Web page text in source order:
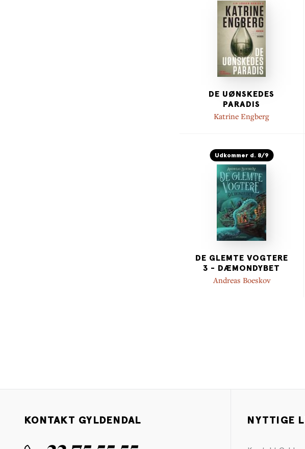
DE UØNSKEDES
PARADIS
Katrine Engberg
Udkommer d. 8/9
DE GLEMTE VOGTERE
3 - DÆMONDYBET
Andreas Boeskov
KONTAKT GYLDENDAL NYTTIGE